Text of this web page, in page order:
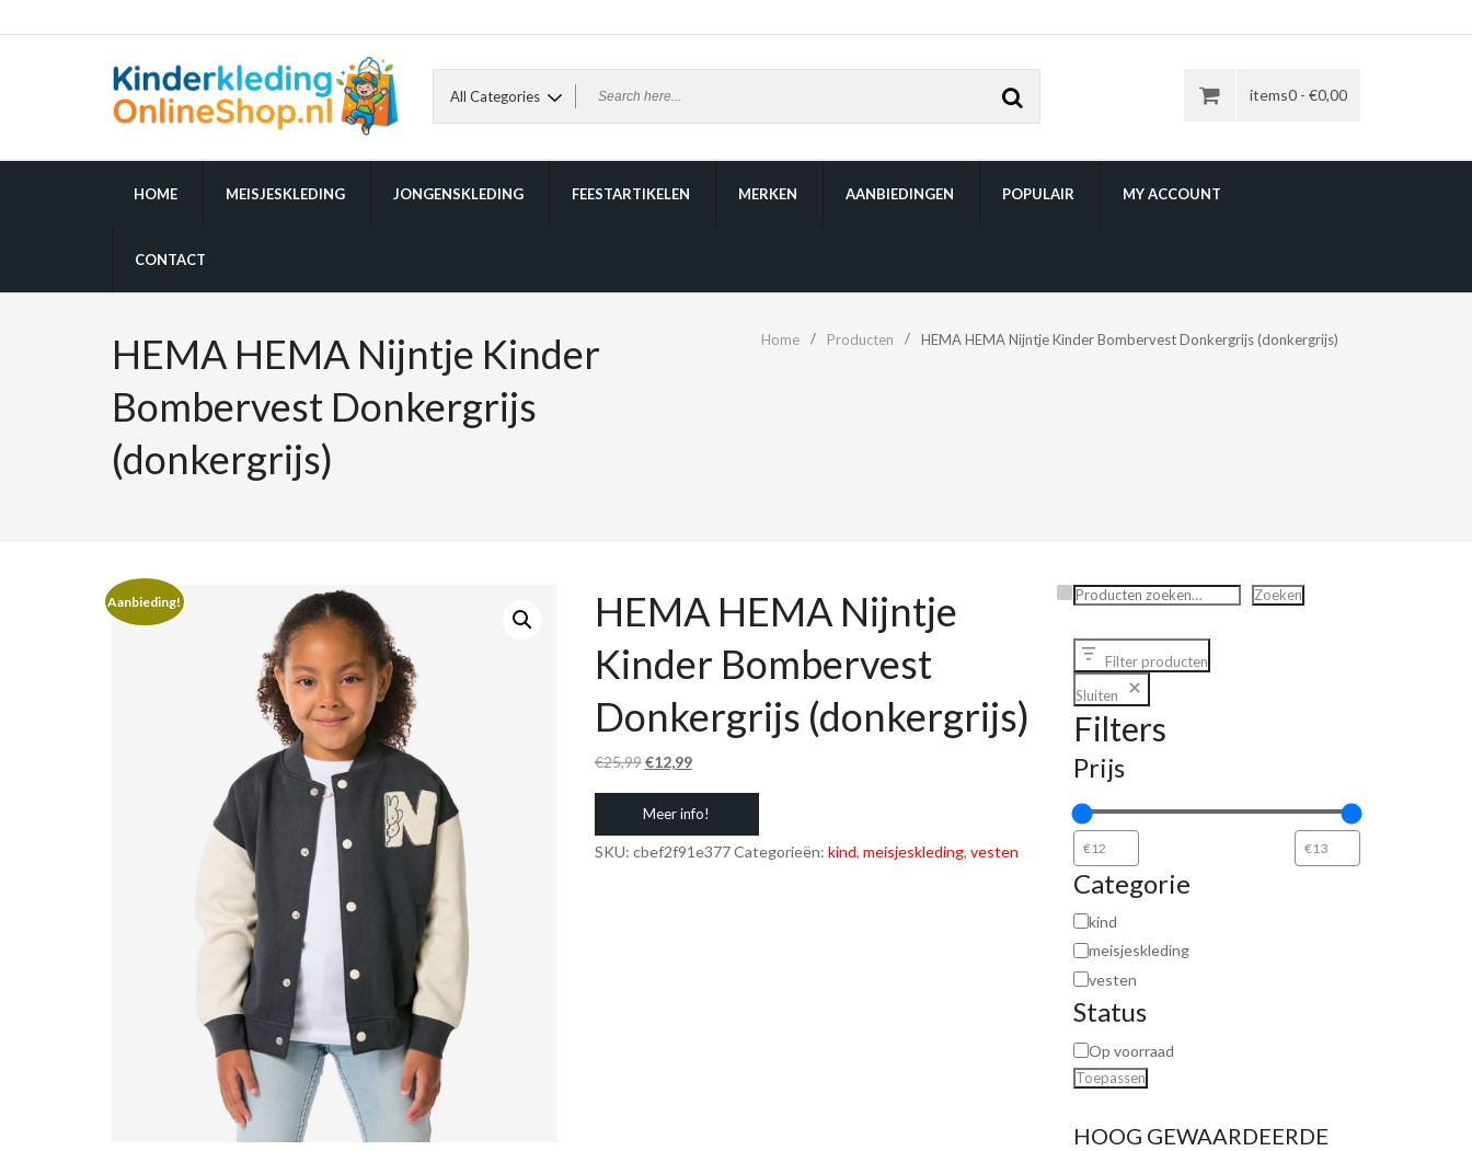
items0 - €0,00
HOME MEISJESKLEDING JONGENSKLEDING FEESTARTIKELEN MERKEN AANBIEDINGEN POPULAIR MY ACCOUNT
CONTACT
HEMA HEMA Nijntje Kinder
Bombervest Donkergrijs
(donkergrijs)
Home Producten HEMA HEMA Nijntje Kinder Bombervest Donkergrijs (donkergrijs)
Aanbieding!
HEMA HEMA Nijntje
Kinder Bombervest
Donkergrijs (donkergrijs)
€25,99Oorspronkelijke
prijs
was:
€25,99.
€12,99Huidige
prijs
is:
€12,99.
Meer info!
SKU: cbef2f91e377Categorieën: kind, meisjeskleding, vesten
Zoeken Zoeken
Filter producten
Sluiten
Filters
Prijs
Categorie
kind
meisjeskleding
vesten
Status
Op voorraad
Toepassen
HOOG GEWAARDEERDE